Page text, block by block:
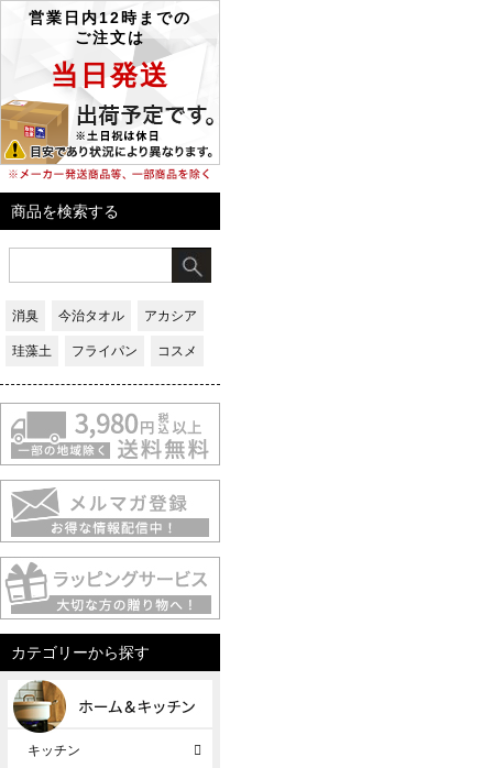
商品を検索する
消臭 今治タオル アカシア
珪藻土 フライパン コスメ
カテゴリーから探す
キッチン